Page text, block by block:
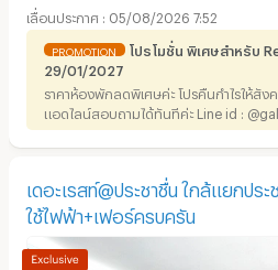
05/08/2026 7:52
PROMOTION
โปรโมชั่น พิเศษสำหรับ
29/01/2027
ราคาห้องพักลดพิเศษค่ะ โปรคืนกำไรให้สั
แอดไลน์สอบถามได้ทันทีค่ะ Line id :
เดอะเรสท์@ประชาชื่น ใกล้แยกปร
ใช้ไฟฟ้า+เฟอร์ครบครัน